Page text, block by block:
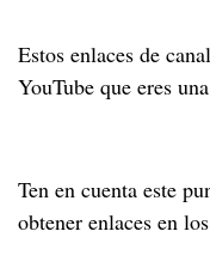
Estos enlaces de
YouTube que eres
Ten en cuenta este
obtener enlaces en